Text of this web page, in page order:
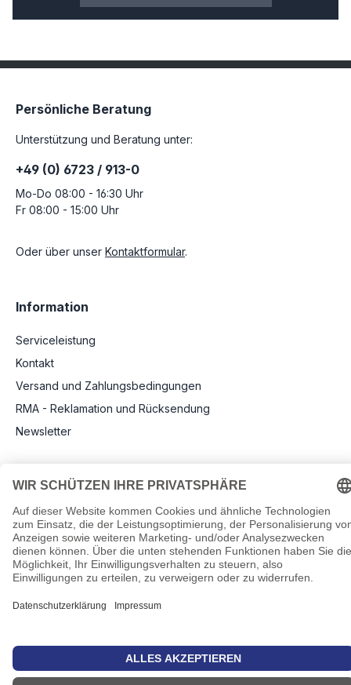
Persönliche Beratung
Unterstützung und Beratung unter:
+49 (0) 6723 / 913-0
Mo-Do 08:00 - 16:30 Uhr
Fr 08:00 - 15:00 Uhr
Oder über unser Kontaktformular.
Information
Serviceleistung
Kontakt
Versand und Zahlungsbedingungen
RMA - Reklamation und Rücksendung
Newsletter
Rechtliche Angaben
Impressum
AGB
Datenschutz
Pflichtangaben nach Verordnung (EU) 2019/1782